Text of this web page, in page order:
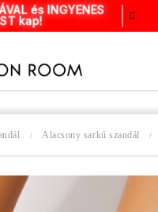
és INGYENES
kap!
Alacsony sarkú szandál